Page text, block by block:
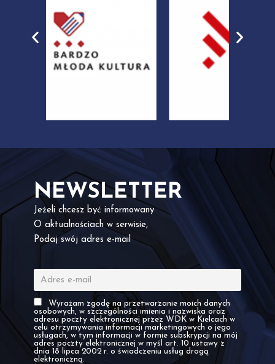
NEWSLETTER
Jeżeli chcesz być informowany
O aktualnościach w serwisie,
Podaj swój adres e-mail
Wyrażam zgodę na przetwarzanie moich danych
osobowych, w szczególności imienia i nazwiska oraz
adresu poczty elektronicznej przez WDK w Kielcach w
celu otrzymywania informacji marketingowych o jego
usługach, w tym informacji w formie subskrypcji na mój
adres poczty elektronicznej w myśl art. 10 ustawy z
dnia 18 lipca 2002 r. o świadczeniu usług drogą
elektroniczną.